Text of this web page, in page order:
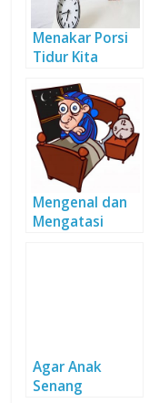
Menakar Porsi
Tidur Kita
Mengenal dan
Mengatasi
Agar Anak
Senang